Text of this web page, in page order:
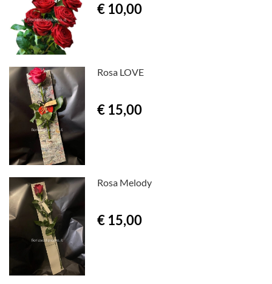
€ 10,00
Rosa LOVE
€ 15,00
Rosa Melody
€ 15,00